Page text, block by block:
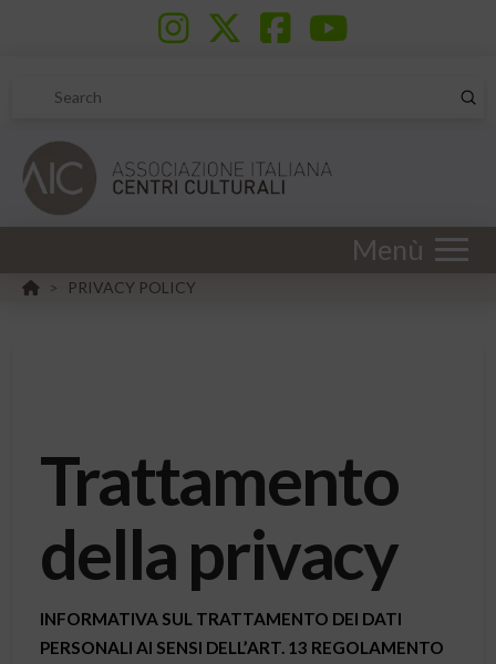
Search
Menù
HOME
> PRIVACY POLICY
Trattamento
della privacy
INFORMATIVA SUL TRATTAMENTO DEI DATI
PERSONALI AI SENSI DELL’ART. 13 REGOLAMENTO